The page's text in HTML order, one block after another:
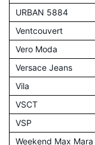
URBAN 5884
Ventcouvert
Vero Moda
Versace Jeans
Vila
VSCT
VSP
Weekend Max Mara